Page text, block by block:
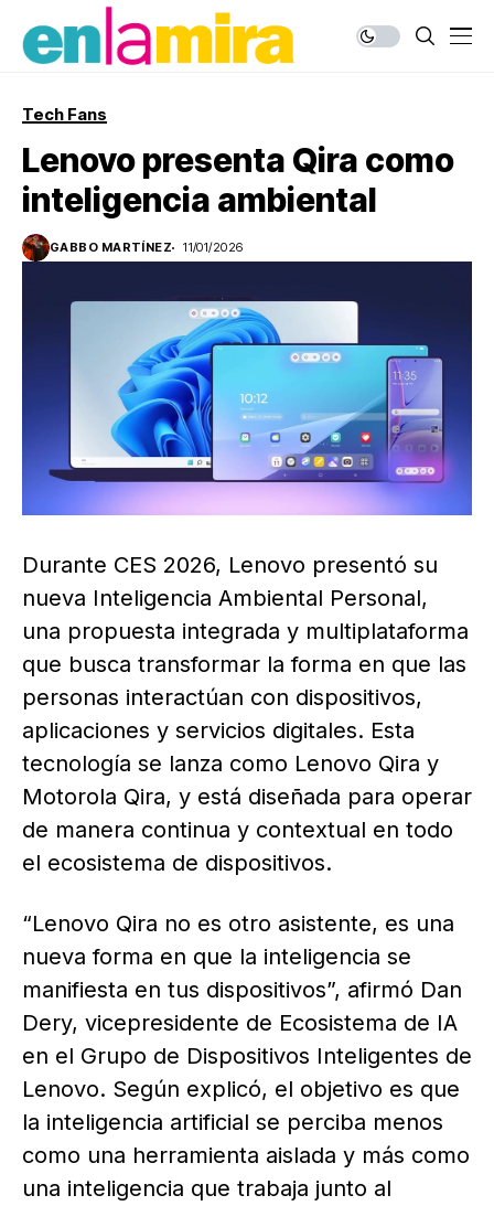
Tech Fans
Lenovo presenta Qira como
inteligencia ambiental
GABBO MARTÍNEZ 11/01/2026
Durante CES 2026, Lenovo presentó su
nueva Inteligencia Ambiental Personal,
una propuesta integrada y multiplataforma
que busca transformar la forma en que las
personas interactúan con dispositivos,
aplicaciones y servicios digitales. Esta
tecnología se lanza como Lenovo Qira y
Motorola Qira, y está diseñada para operar
de manera continua y contextual en todo
el ecosistema de dispositivos.
“Lenovo Qira no es otro asistente, es una
nueva forma en que la inteligencia se
manifiesta en tus dispositivos”, afirmó Dan
Dery, vicepresidente de Ecosistema de IA
en el Grupo de Dispositivos Inteligentes de
Lenovo. Según explicó, el objetivo es que
la inteligencia artificial se perciba menos
como una herramienta aislada y más como
una inteligencia que trabaja junto al